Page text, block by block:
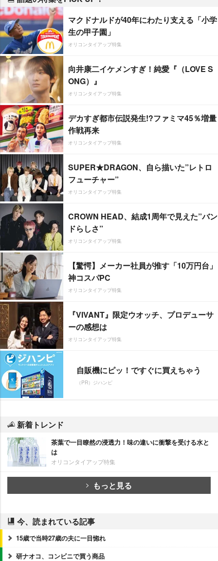
マクドナルドが40年にわたり支える「小学
生の甲子園」
オリコンタイアップ特集
向井康二イケメンすぎ！純愛『（LOVE S
ONG）』
オリコンタイアップ特集
デカすぎ都市伝説発生!?ファミマ45％増量
作戦再来
オリコンタイアップ特集
SUPER★DRAGON、自ら描いた”レトロ
フューチャー”
オリコンタイアップ特集
CROWN HEAD、結成1周年で見えた”バン
ドらしさ”
オリコンタイアップ特集
【驚愕】メーカー社員が推す「10万円台」
神コスパPC
オリコンタイアップ特集
『VIVANT』限定ウオッチ、プロデューサ
ーの感想は
オリコンタイアップ特集
自販機にピッ！ですぐに買えちゃう
（PR）ジハンピ
新着トレンド
茶葉で一目瞭然の浸透力！味の違いに衝撃を受ける水と
は
オリコンタイアップ特集
もっと見る
今、読まれている記事
15歳で当時27歳の夫に一目惚れ
研ナオコ、コンビニで買う商品